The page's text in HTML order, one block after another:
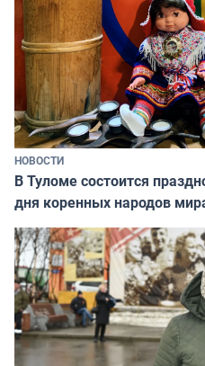
НОВОСТИ
В Туломе состоится
дня коренных народов